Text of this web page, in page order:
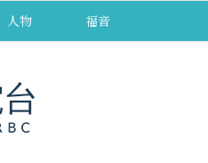
人物 福音